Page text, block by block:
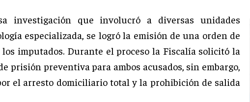
investigación que involucró a diversas unidades
especializada, se logró la emisión de una orden de
imputados. Durante el proceso la Fiscalía solicitó la
prisión preventiva para ambos acusados, sin embargo,
el arresto domiciliario total y la prohibición de salida